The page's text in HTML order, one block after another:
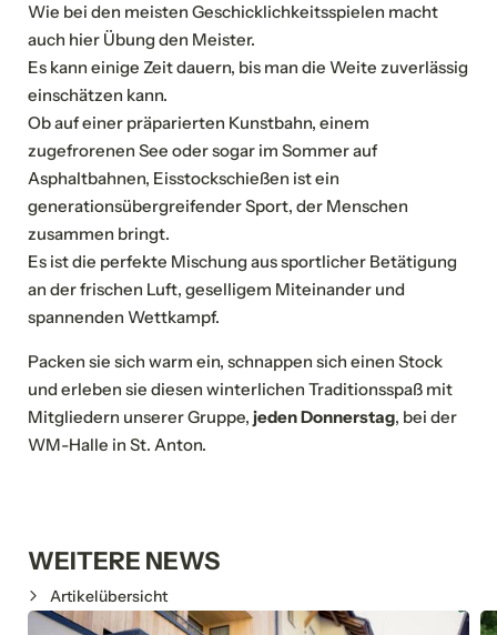
Wie bei den meisten Geschicklichkeitsspielen macht
auch hier Übung den Meister.
Es kann einige Zeit dauern, bis man die Weite zuverlässig
einschätzen kann.
Ob auf einer präparierten Kunstbahn, einem
zugefrorenen See oder sogar im Sommer auf
Asphaltbahnen, Eisstockschießen ist ein
generationsübergreifender Sport, der Menschen
zusammen bringt.
Es ist die perfekte Mischung aus sportlicher Betätigung
an der frischen Luft, geselligem Miteinander und
spannenden Wettkampf.
Packen sie sich warm ein, schnappen sich einen Stock
und erleben sie diesen winterlichen Traditionsspaß mit
Mitgliedern unserer Gruppe, jeden Donnerstag, bei der
WM-Halle in St. Anton.
WEITERE NEWS
Artikelübersicht
NEWSLETTERANMELDUNG
Vorname Nachname*
Einwilligung Marketing*
*Pflichtfelder